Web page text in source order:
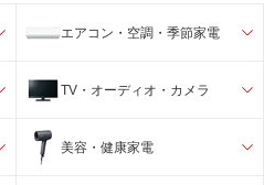
エアコン・空調・季節家電
TV・オーディオ・カメラ
美容・健康家電